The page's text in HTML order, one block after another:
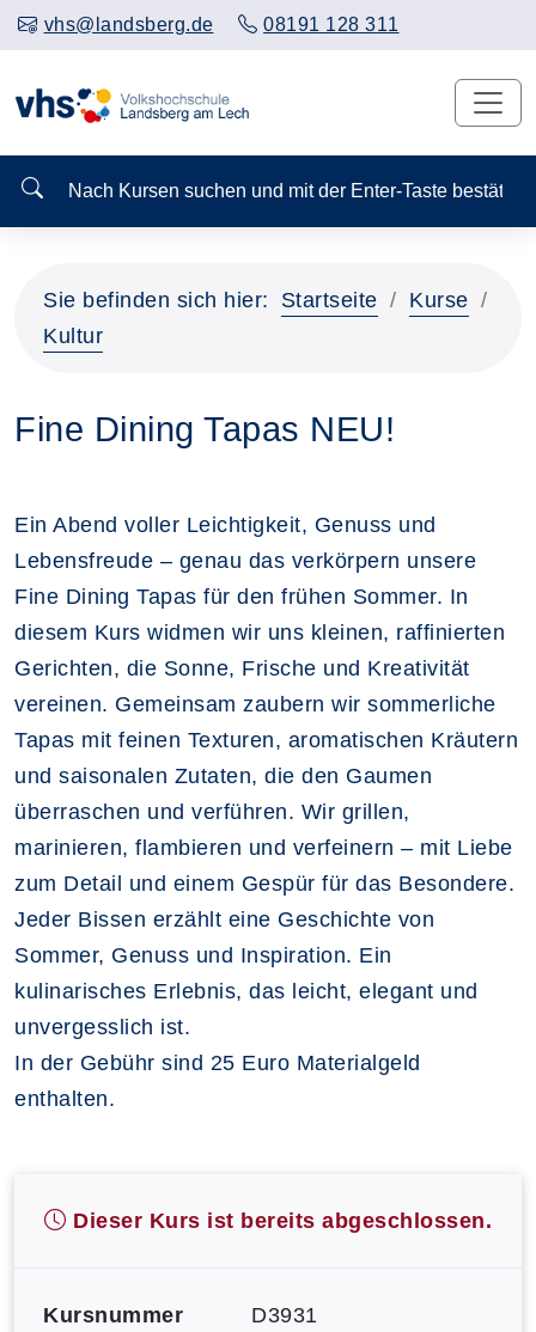
vhs@landsberg.de 08191 128 311
Nach Kursen suchen und mit der Enter-Taste
Sie befinden sich hier: Startseite
Kurse
Kultur
Fine Dining Tapas NEU!
Ein Abend voller Leichtigkeit, Genuss und
Lebensfreude – genau das verkörpern unsere
Fine Dining Tapas für den frühen Sommer. In
diesem Kurs widmen wir uns kleinen, raffinierten
Gerichten, die Sonne, Frische und Kreativität
vereinen. Gemeinsam zaubern wir sommerliche
Tapas mit feinen Texturen, aromatischen Kräutern
und saisonalen Zutaten, die den Gaumen
überraschen und verführen. Wir grillen,
marinieren, flambieren und verfeinern – mit Liebe
zum Detail und einem Gespür für das Besondere.
Jeder Bissen erzählt eine Geschichte von
Sommer, Genuss und Inspiration. Ein
kulinarisches Erlebnis, das leicht, elegant und
unvergesslich ist.
In der Gebühr sind 25 Euro Materialgeld
enthalten.
Dieser Kurs ist bereits abgeschlossen.
Kursnummer D3931